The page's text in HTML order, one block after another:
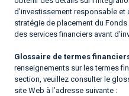
d’investissement responsable
stratégie de placement du
des services financiers avant
Glossaire de termes
renseignements sur les termes
section, veuillez consulter le
site Web à l’adresse suivante :